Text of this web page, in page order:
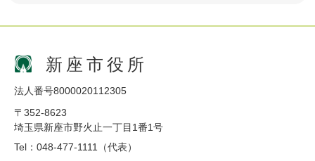
新座市役所
法人番号8000020112305
〒352-8623
埼玉県新座市野火止一丁目1番1号
Tel：048-477-1111（代表）